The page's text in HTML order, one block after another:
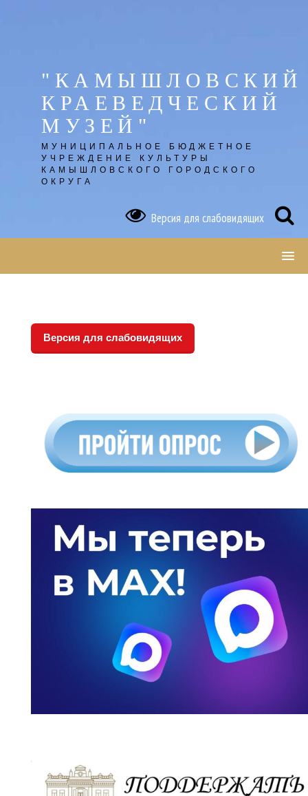
"КАМЫШЛОВСКИЙ
КРАЕВЕДЧЕСКИЙ
МУЗЕЙ"
МУНИЦИПАЛЬНОЕ БЮДЖЕТНОЕ
УЧРЕЖДЕНИЕ КУЛЬТУРЫ
КАМЫШЛОВСКОГО ГОРОДСКОГО
ОКРУГА
Версия для слабовидящих
Версия для слабовидящих